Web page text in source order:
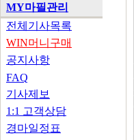
MY마필관리
전체기사목록
WIN머니구매
공지사항
FAQ
기사제보
1:1 고객상담
경마일정표